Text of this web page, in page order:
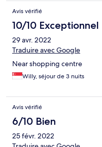
Avis vérifié
10/10 Exceptionnel
29 avr. 2022
Traduire avec Google
Near shopping centre
Willy, séjour de 3 nuits
Avis vérifié
6/10 Bien
25 févr. 2022